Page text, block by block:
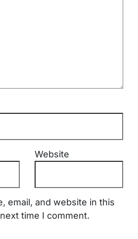
Website
email, and website in this
time I comment.